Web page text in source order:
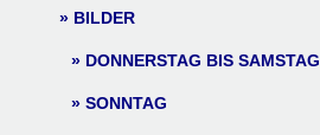
BILDER
DONNERSTAG BIS SAMSTAG
SONNTAG